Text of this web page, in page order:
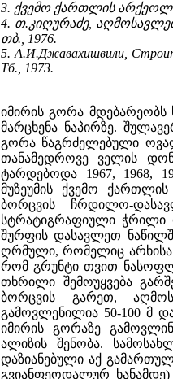
3. ქვემო ქართლის
4. თ.კიღურაძე,
თბ., 1976.
5. А.И.Джавахишвили,
Тб., 1973.
იმირის გორა
მარცხენა ნაპირზე.
გორა წაგრძელებული
თანამედროვე ველის
ტარდებოდა 1967, 1968,
მუზეუმის ქვემო
ბორცვის ჩრდილო-
სტრატიგრაფიული
შურფის დასავლეთ
ღრმული, რომელიც არხისა
რომ გრუნტი თვით
თხრილი შემოუყვება
ბორცვის გარეთ,
გამოვლენილია 50-100 მ
იმირის გორაზე
ალიზის შენობა.
დაზიანებული აქ
გვიანფეოდალურ